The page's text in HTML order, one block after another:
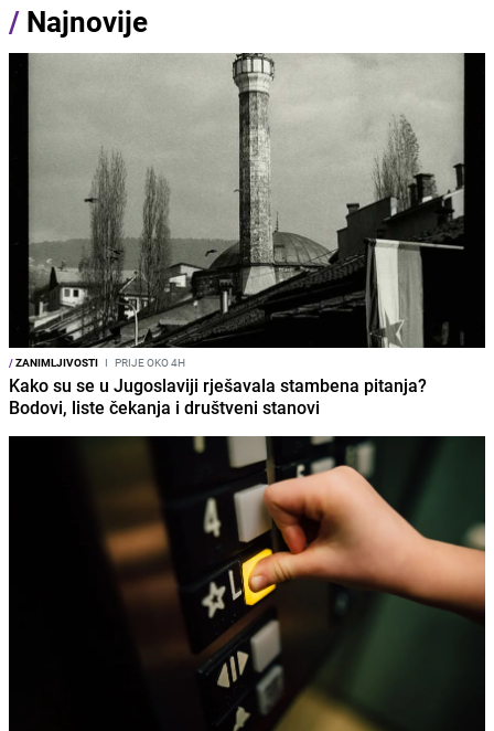
/ Najnovije
/ZANIMLJIVOSTI I PRIJE OKO 4H
Kako su se u Jugoslaviji rješavala stambena pitanja?
Bodovi, liste čekanja i društveni stanovi